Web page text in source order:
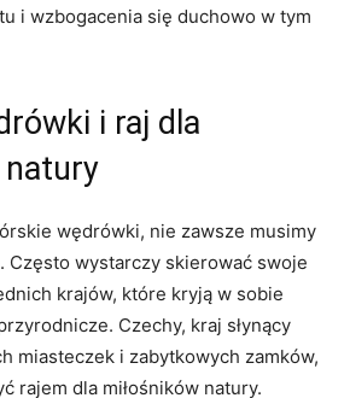
i wzbogacenia się‍ duchowo ‍w⁣ tym
i ‌raj⁣ dla
natury
wędrówki,⁣ nie zawsze musimy
Często wystarczy skierować ​swoje
krajów, które kryją ​w sobie
Czechy, kraj słynący
miasteczek i zabytkowych zamków,
rajem dla miłośników natury.